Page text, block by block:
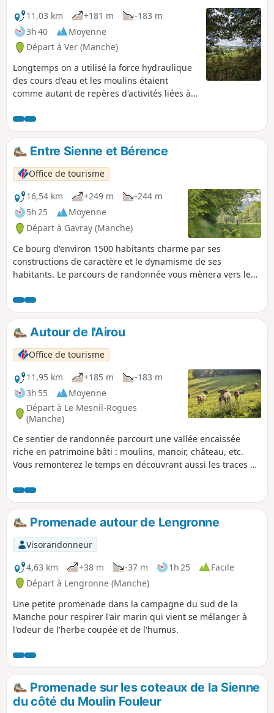
11,03 km
+181 m
-183 m
3h 40
Moyenne
Départ à Ver (Manche)
Longtemps on a utilisé la force hydraulique
des cours d'eau et les moulins étaient
comme autant de repères d'activités liées à
cours de la Sienne, fleuve côtier réputé pour
accueillir les grands migrateurs (saumon
atlantique, lamproie marine et anguille), le
seuil du Moulin de Ver a été effacé en 2010
pour faciliter leur passage.
Entre Sienne et Bérence
Office de tourisme
16,54 km
+249 m
-244 m
5h 25
Moyenne
Départ à Gavray (Manche)
Ce bourg d'environ 1500 habitants charme par ses
constructions de caractère et le dynamisme de ses
habitants. Le parcours de randonnée vous mènera vers les
la Sienne et la Bérence, qui font le bonheur des
randonneurs comme des pêcheurs de salmonidés.
Autour de l'Airou
Office de tourisme
11,95 km
+185 m
-183 m
3h 55
Moyenne
Départ à Le Mesnil-Rogues
(Manche)
Ce sentier de randonnée parcourt une vallée encaissée
riche en patrimoine bâti : moulins, manoir, château, etc.
Vous remonterez le temps en découvrant aussi les traces du
Promenade autour de Lengronne
Visorandonneur
4,63 km
+38 m -37 m 1h 25
Facile
Départ à Lengronne (Manche)
Une petite promenade dans la campagne du sud de la
Manche pour respirer l'air marin qui vient se mélanger à
l'odeur de l'herbe coupée et de l'humus.
Promenade sur les coteaux de la Sienne
du côté du Moulin Fouleur